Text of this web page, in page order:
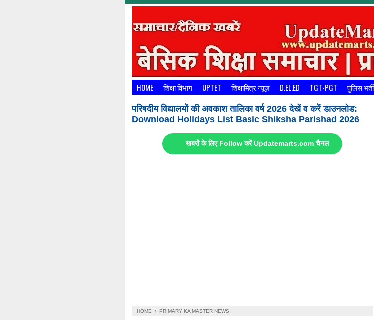
HOME शिक्षा विभाग UPTET शिक्षामित्र न्यूज़ D.EL.ED TGT-PGT पुलिस भर्ती
परिषदीय विद्यालयों की अवकाश तालिका वर्ष 2026 देखें व करें डाउनलोड:
Download Holidays List Basic Shiksha Parishad 2026
खबरों के लिए Follow करें Updatemarts.com चैनल
HOME › PRIMARY KA MASTER NEWS